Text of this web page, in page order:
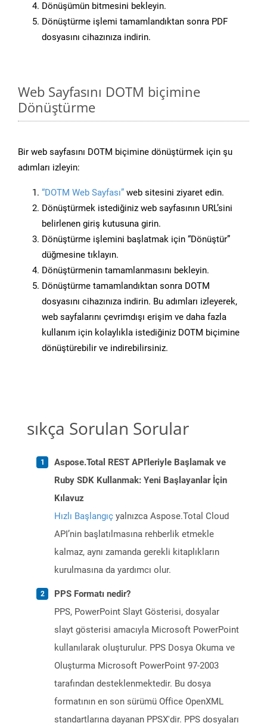
Dönüşümün bitmesini bekleyin.
Dönüştürme işlemi tamamlandıktan sonra PDF
dosyasını cihazınıza indirin.
Web Sayfasını DOTM biçimine
Dönüştürme
Bir web sayfasını DOTM biçimine dönüştürmek için şu
adımları izleyin:
“DOTM Web Sayfası” web sitesini ziyaret edin.
Dönüştürmek istediğiniz web sayfasının URL’sini
belirlenen giriş kutusuna girin.
Dönüştürme işlemini başlatmak için “Dönüştür”
düğmesine tıklayın.
Dönüştürmenin tamamlanmasını bekleyin.
Dönüştürme tamamlandıktan sonra DOTM
dosyasını cihazınıza indirin. Bu adımları izleyerek,
web sayfalarını çevrimdışı erişim ve daha fazla
kullanım için kolaylıkla istediğiniz DOTM biçimine
dönüştürebilir ve indirebilirsiniz.
sıkça Sorulan Sorular
Aspose.Total REST API'leriyle Başlamak ve
Ruby SDK Kullanmak: Yeni Başlayanlar İçin
Kılavuz
Hızlı Başlangıç yalnızca Aspose.Total Cloud
API’nin başlatılmasına rehberlik etmekle
kalmaz, aynı zamanda gerekli kitaplıkların
kurulmasına da yardımcı olur.
PPS Formatı nedir?
PPS, PowerPoint Slayt Gösterisi, dosyalar
slayt gösterisi amacıyla Microsoft PowerPoint
kullanılarak oluşturulur. PPS Dosya Okuma ve
Oluşturma Microsoft PowerPoint 97-2003
tarafından desteklenmektedir. Bu dosya
formatının en son sürümü Office OpenXML
standartlarına dayanan PPSX'dir. PPS dosyaları